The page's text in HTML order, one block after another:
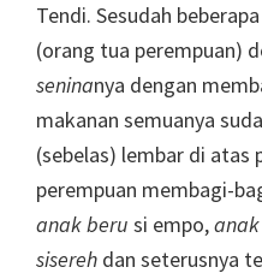
Tendi. Sesudah
(orang tua perempuan)
seninanya dengan
makanan semuanya
(sebelas) lembar di atas
perempuan membagi-
anak beru si empo,
sisereh dan seterusnya